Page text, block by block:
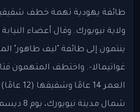
طائفة يهودية تهمة خطف
ولاية نيويورك. وقال أعضاء
ينتمون إلى طائفة "ليف طاهور"
غواتيمالا-. واختطف المتهمون
العمر 14
شمال مدينة